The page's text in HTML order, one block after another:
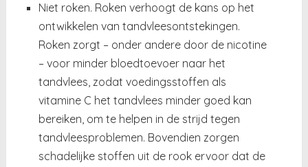
Niet roken. Roken verhoogt de kans op het
ontwikkelen van tandvleesontstekingen.
Roken zorgt – onder andere door de nicotine
– voor minder bloedtoevoer naar het
tandvlees, zodat voedingsstoffen als
vitamine C het tandvlees minder goed kan
bereiken, om te helpen in de strijd tegen
tandvleesproblemen. Bovendien zorgen
schadelijke stoffen uit de rook ervoor dat de